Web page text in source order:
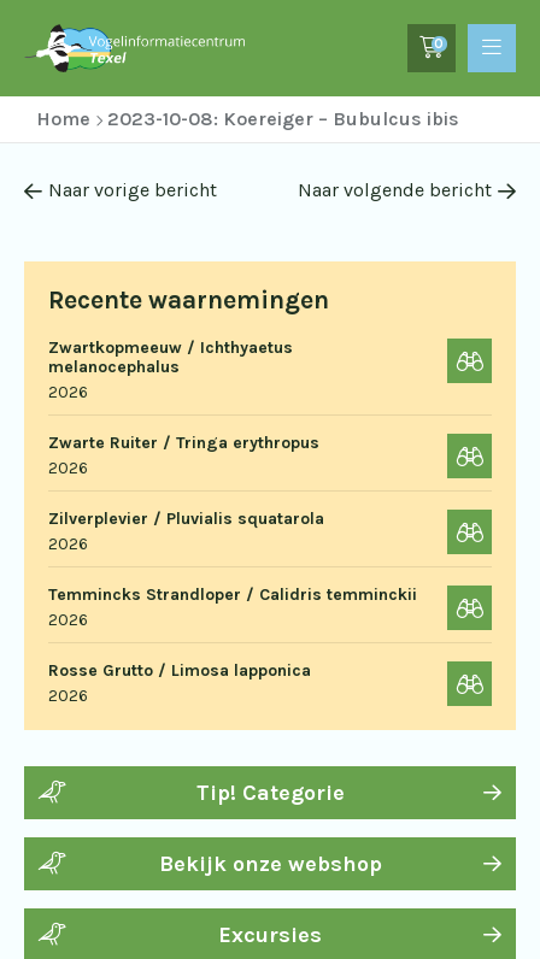
0
Home 2023-10-08: Koereiger – Bubulcus ibis
Recente waarnemingen
Zwartkopmeeuw / Ichthyaetus
melanocephalus
2026
Zwarte Ruiter / Tringa erythropus
2026
Zilverplevier / Pluvialis squatarola
2026
Temmincks Strandloper / Calidris temminckii
2026
Rosse Grutto / Limosa lapponica
2026
Tip! Categorie
Bekijk onze webshop
Excursies
Naar vorige bericht Naar volgende bericht